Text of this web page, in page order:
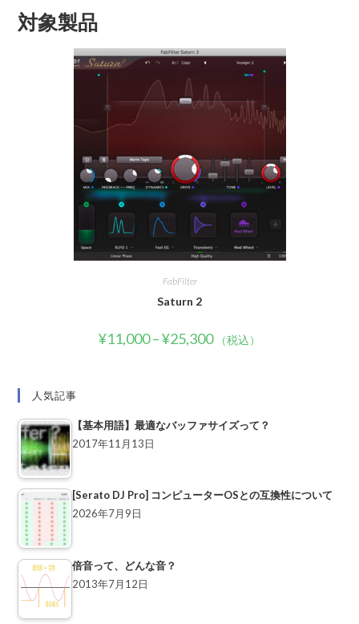
対象製品
FabFilter
Saturn 2
¥11,000–¥25,300 （税込）
人気記事
【基本用語】最適なバッファサイズって？
2017年11月13日
[Serato DJ Pro] コンピューターOSとの互換性について
2026年7月9日
倍音って、どんな音？
2013年7月12日